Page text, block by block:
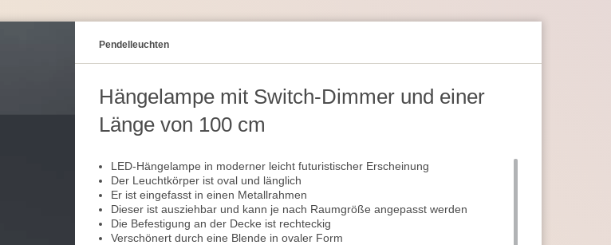
Pendel­leuchten
Hängelampe mit Switch-Dimmer und einer
Länge von 100 cm
LED-Hängelampe in moderner leicht futuristischer Erscheinung
Der Leuchtkörper ist oval und länglich
Er ist eingefasst in einen Metallrahmen
Dieser ist ausziehbar und kann je nach Raumgröße angepasst werden
Die Befestigung an der Decke ist rechteckig
Verschönert durch eine Blende in ovaler Form